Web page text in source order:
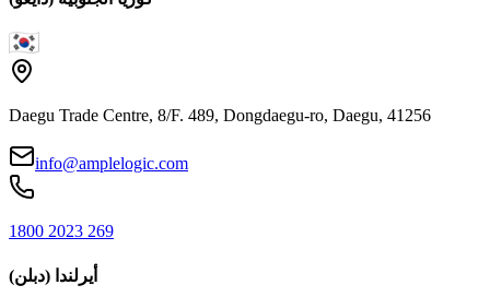
Daegu Trade Centre, 8/F. 489, Dongdaegu-ro, Daegu, 41256
info@amplelogic.com
1800 2023 269
أيرلندا (دبلن)